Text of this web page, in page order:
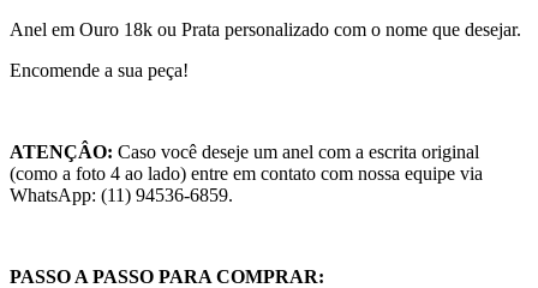
Anel em Ouro 18k ou Prata personalizado com o nome que desejar.
Encomende a sua peça!
ATENÇÂO: Caso você deseje um anel com a escrita original
(como a foto 4 ao lado) entre em contato com nossa equipe via
WhatsApp: (11) 94536-6859.
PASSO A PASSO PARA COMPRAR: